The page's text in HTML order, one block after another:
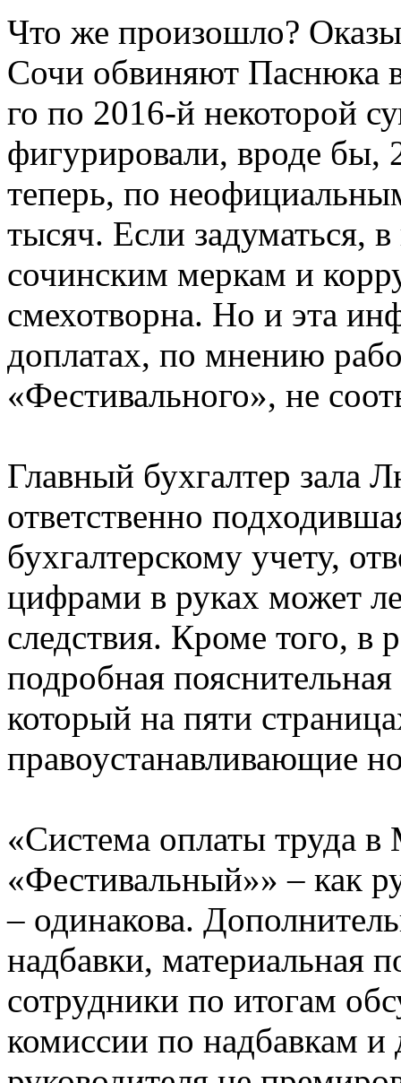
Что же произошло?
Сочи обвиняют Паснюка
го по 2016-й некоторой
фигурировали, вроде бы,
теперь, по
тысяч. Если задуматься,
сочинским меркам и
смехотворна. Но и эта
доплатах, по мнению
«Фестивального», не
Главный бухгалтер зала
ответственно
бухгалтерскому учету,
цифрами в руках может
следствия. Кроме того, в
подробная
который на пяти
правоустанавливающие
«Система оплаты труда
«Фестивальный»» – как
– одинакова.
надбавки, материальная
сотрудники по итогам
комиссии по надбавкам